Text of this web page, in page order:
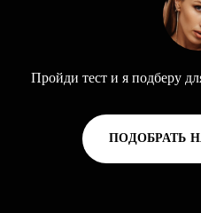
Пройди тест и я подберу
ПОДОБРАТЬ